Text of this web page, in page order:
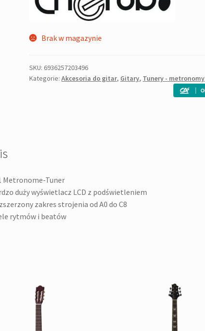
Brak w magazynie
SKU: 6936257203496
Kategorie:Akcesoria do gitar, Gitary, Tunery - metronomy
Metronome-Tuner
duży wyświetlacz LCD z podświetleniem
zakres strojenia od A0 do C8
rytmów i beatów